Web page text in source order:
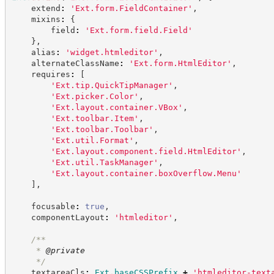
extend : ' Ext.form.FieldContainer' ,
mixins :
{
field : ' Ext.form.field.Field '
} ,
alias : ' widget.htmleditor' ,
alternateClassName : ' Ext.form.HtmlEditor' ,
requires :
[
' Ext.tip.QuickTipManager' ,
' Ext.picker.Color' ,
' Ext.layout.container.VBox ' ,
' Ext.toolbar.Item' ,
' Ext.toolbar.Toolbar' ,
' Ext.util.Format ' ,
' Ext.layout.component.field.HtmlEditor' ,
' Ext.util.TaskManager' ,
' Ext.layout.container.boxOverflow.Menu '
] ,
focusable : true ,
componentLayout : ' htmleditor' ,
/**
* @private
*/
textareaCls : Ext . baseCSSPrefix + ' htmleditor-